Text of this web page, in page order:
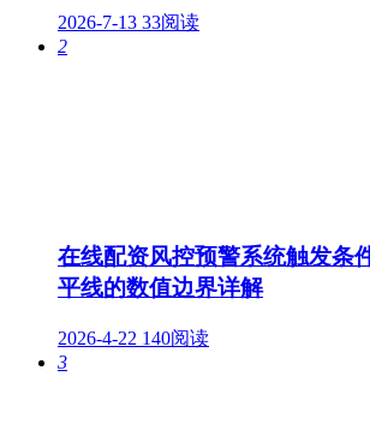
2026-7-13 33阅读
2
在线配资风控预警系统触发条
平线的数值边界详解
2026-4-22 140阅读
3